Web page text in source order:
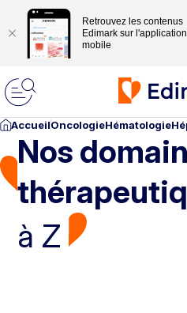
Retrouvez les contenus
Edimark sur l'application
mobile
AccueilOncologieHématologie
Nos
à Z